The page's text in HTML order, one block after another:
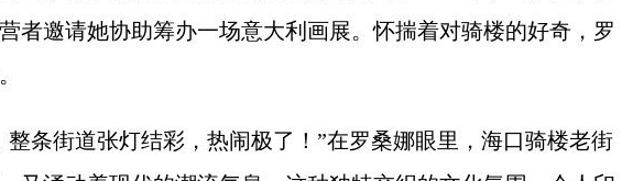
者邀请她协助筹办一场意大利画展。怀揣着对骑楼的好奇，罗
街道张灯结彩，热闹极了！”在罗桑娜眼里，海口骑楼老街